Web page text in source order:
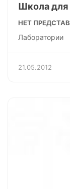
Школа для
НЕТ
Лаборатории
21.05.2012